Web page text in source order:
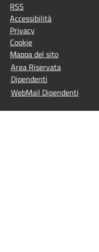
RSS
Accessibilità
Privacy
Cookie
Mappa del sito
Area Riservata
Dipendenti
WebMail Dipendenti